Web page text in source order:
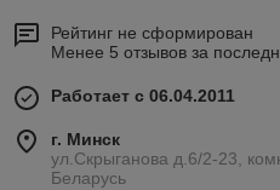
Рейтинг не сформирован
Менее 5 отзывов за
Работает с 06.04.2011
г. Минск
ул.Скрыганова д.6/2-23,
Беларусь